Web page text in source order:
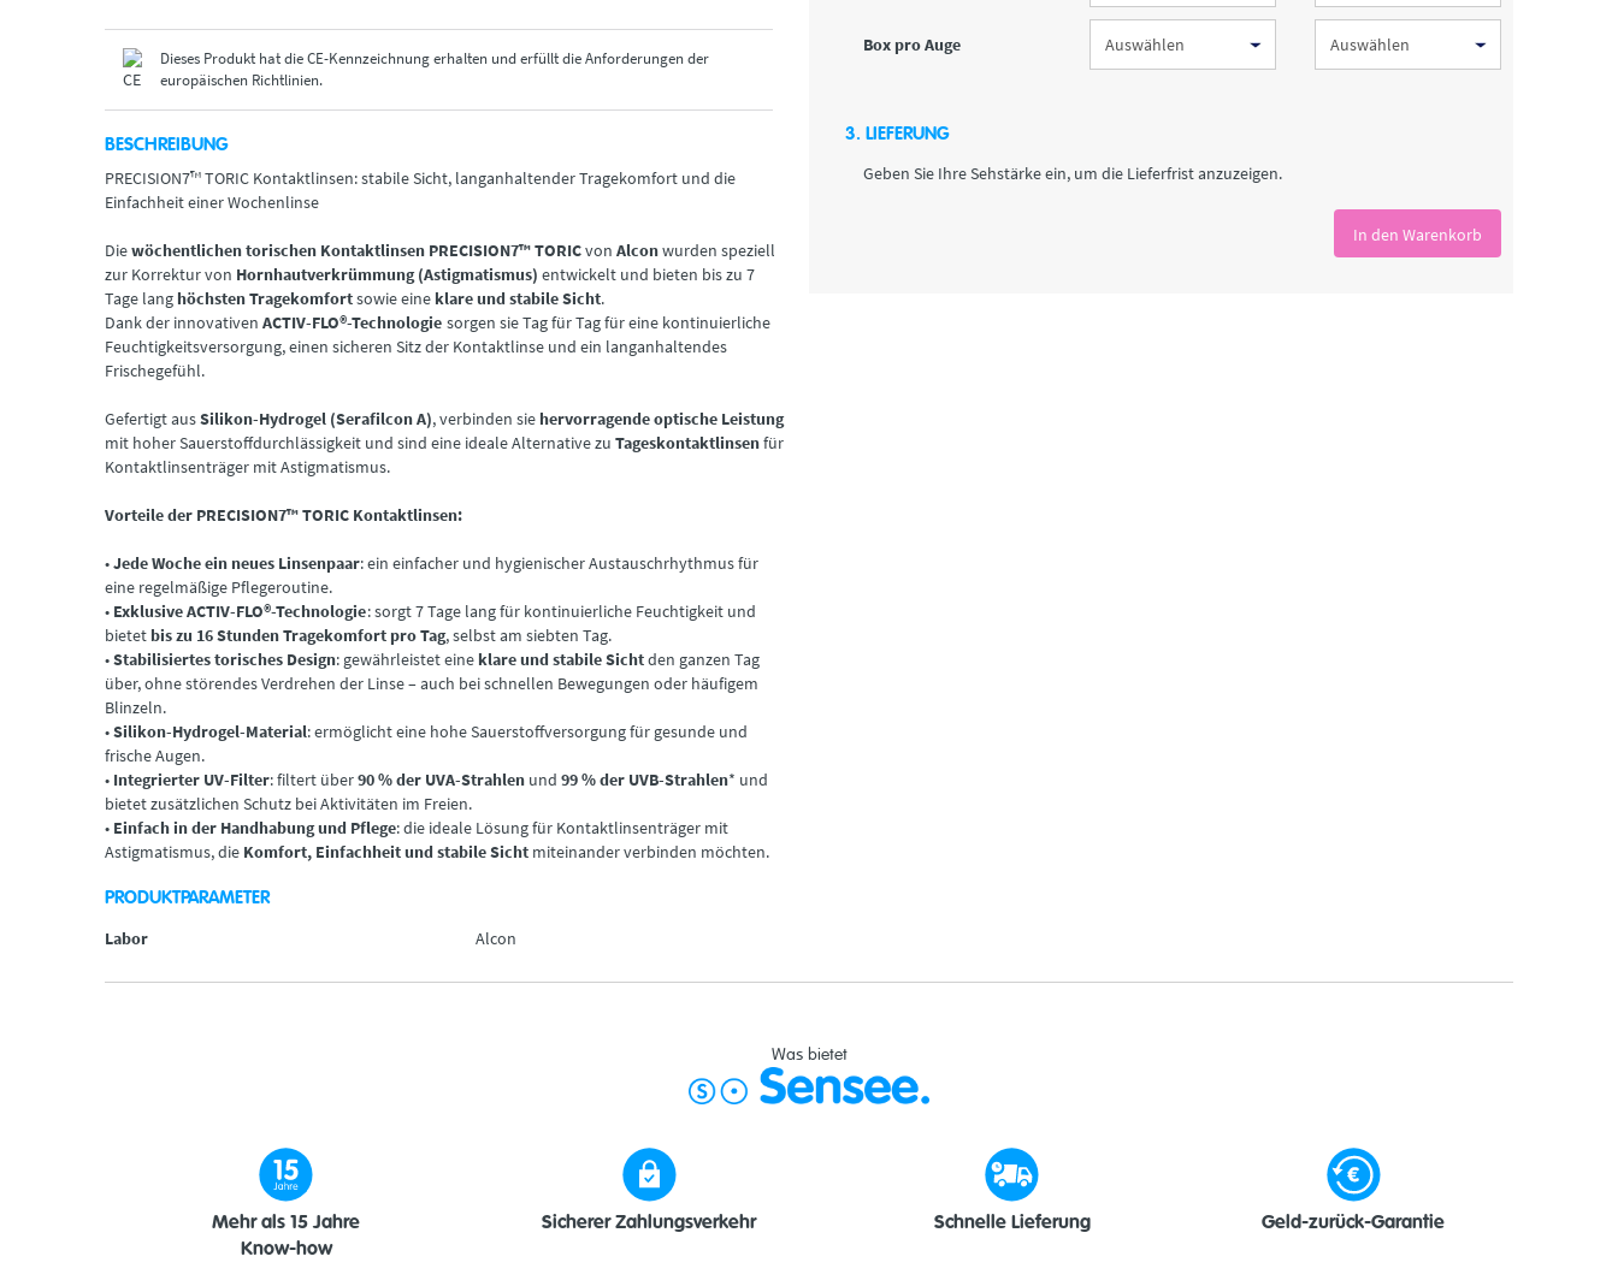
Dieses Produkt hat die CE-Kennzeichnung erhalten und erfüllt die Anforderungen der
europäischen Richtlinien.
BESCHREIBUNG
PRECISION7™ TORIC Kontaktlinsen: stabile Sicht, langanhaltender Tragekomfort und die
Einfachheit einer Wochenlinse
Diewöchentlichen torischen Kontaktlinsen PRECISION7™ TORICvon Alconwurden speziell
zur Korrektur von Hornhautverkrümmung (Astigmatismus) entwickelt und bieten bis zu 7
Tage lang höchsten Tragekomfortsowie eine klare und stabile Sicht.
Dank der innovativen ACTIV-FLO®-Technologie sorgen sie Tag für Tag für eine kontinuierliche
Feuchtigkeitsversorgung, einen sicheren Sitz der Kontaktlinse und ein langanhaltendes
Frischegefühl.
Gefertigt ausSilikon-Hydrogel (Serafilcon A), verbinden sie hervorragende optische Leistung
mit hoher Sauerstoffdurchlässigkeit und sind eine ideale Alternative zu Tageskontaktlinsenfür
Kontaktlinsenträger mit Astigmatismus.
Vorteile der PRECISION7™ TORIC Kontaktlinsen:
•Jede Woche ein neues Linsenpaar: ein einfacher und hygienischer Austauschrhythmus für
eine regelmäßige Pflegeroutine.
• Exklusive ACTIV-FLO®-Technologie: sorgt 7 Tage lang für kontinuierliche Feuchtigkeit und
bietet bis zu 16 Stunden Tragekomfort pro Tag, selbst am siebten Tag.
•Stabilisiertes torisches Design: gewährleistet eine klare und stabile Sichtden ganzen Tag
über, ohne störendes Verdrehen der Linse – auch bei schnellen Bewegungen oder häufigem
Blinzeln.
•Silikon-Hydrogel-Material: ermöglicht eine hohe Sauerstoffversorgung für gesunde und
frische Augen.
• Integrierter UV-Filter: filtert über90 % der UVA-Strahlen und 99 % der UVB-Strahlen* und
bietet zusätzlichen Schutz bei Aktivitäten im Freien.
• Einfach in der Handhabung und Pflege: die ideale Lösung für Kontaktlinsenträger mit
Astigmatismus, die Komfort, Einfachheit und stabile Sicht miteinander verbinden möchten.
PRODUKTPARAMETER
Labor Alcon
Box pro Auge
3. LIEFERUNG
Geben Sie Ihre Sehstärke ein, um die Lieferfrist anzuzeigen.
In den Warenkorb
Was bietet
Mehr als 15 Jahre
Know-how
Sicherer Zahlungsverkehr Schnelle Lieferung Geld-zurück-Garantie